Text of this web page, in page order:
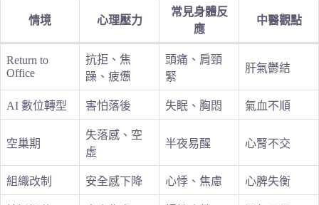
情境 心理壓力
常見身體反
應
中醫觀點
Return to
Office
抗拒、焦
躁、疲憊
頭痛、肩頸
緊
肝氣鬱結
AI 數位轉型 害怕落後 失眠、胸悶 氣血不順
空巢期
失落感、空
虛
半夜易醒 心腎不交
組織改制 安全感下降 心悸、焦慮 心脾失衡